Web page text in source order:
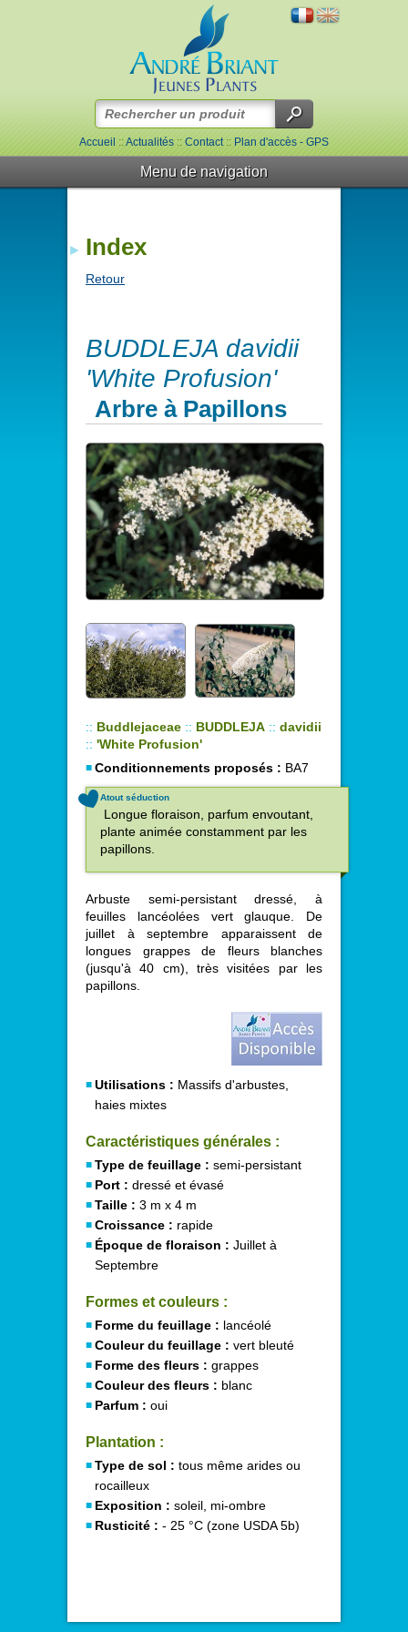
Accueil::Actualités::Contact::Plan d'accès - GPS
Menu de navigation
Index
Retour
BUDDLEJA davidii
'White Profusion'
Arbre à Papillons
:: Buddlejaceae :: BUDDLEJA :: davidii
:: 'White Profusion'
Conditionnements proposés : BA7
Atout séduction
Longue floraison, parfum envoutant,
plante animée constamment par les
papillons.
Arbuste semi-persistant dressé, à
feuilles lancéolées vert glauque. De
juillet à septembre apparaissent de
longues grappes de fleurs blanches
(jusqu'à 40 cm), très visitées par les
papillons.
Utilisations : Massifs d'arbustes,
haies mixtes
Caractéristiques générales :
Type de feuillage : semi-persistant
Port : dressé et évasé
Taille : 3 m x 4 m
Croissance : rapide
Époque de floraison : Juillet à
Septembre
Formes et couleurs :
Forme du feuillage : lancéolé
Couleur du feuillage : vert bleuté
Forme des fleurs : grappes
Couleur des fleurs : blanc
Parfum : oui
Plantation :
Type de sol : tous même arides ou
rocailleux
Exposition : soleil, mi-ombre
Rusticité : - 25 °C (zone USDA 5b)